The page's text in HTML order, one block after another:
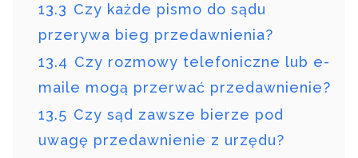
13.3 Czy każde pismo do sądu
przerywa bieg przedawnienia?
13.4 Czy rozmowy telefoniczne lub e-
maile mogą przerwać przedawnienie?
13.5 Czy sąd zawsze bierze pod
uwagę przedawnienie z urzędu?